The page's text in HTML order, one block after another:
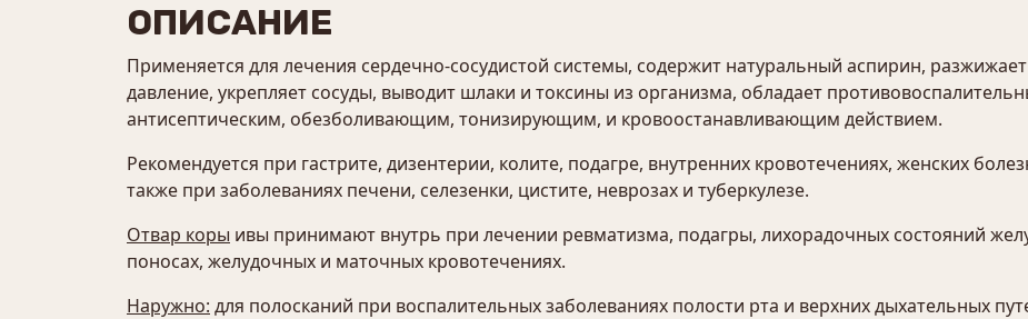
ОПИСАНИЕ
Применяется для лечения сердечно-сосудистой системы, содержит натуральный аспирин,
давление, укрепляет сосуды, выводит шлаки и токсины из организма, обладает
антисептическим, обезболивающим, тонизирующим, и кровоостанавливающим действием.
Рекомендуется при гастрите, дизентерии, колите, подагре, внутренних кровотечениях, женских
также при заболеваниях печени, селезенки, цистите, неврозах и туберкулезе.
Отвар коры ивы принимают внутрь при лечении ревматизма, подагры, лихорадочных состояний
поносах, желудочных и маточных кровотечениях.
Наружно: для полосканий при воспалительных заболеваниях полости рта и верхних дыхательных